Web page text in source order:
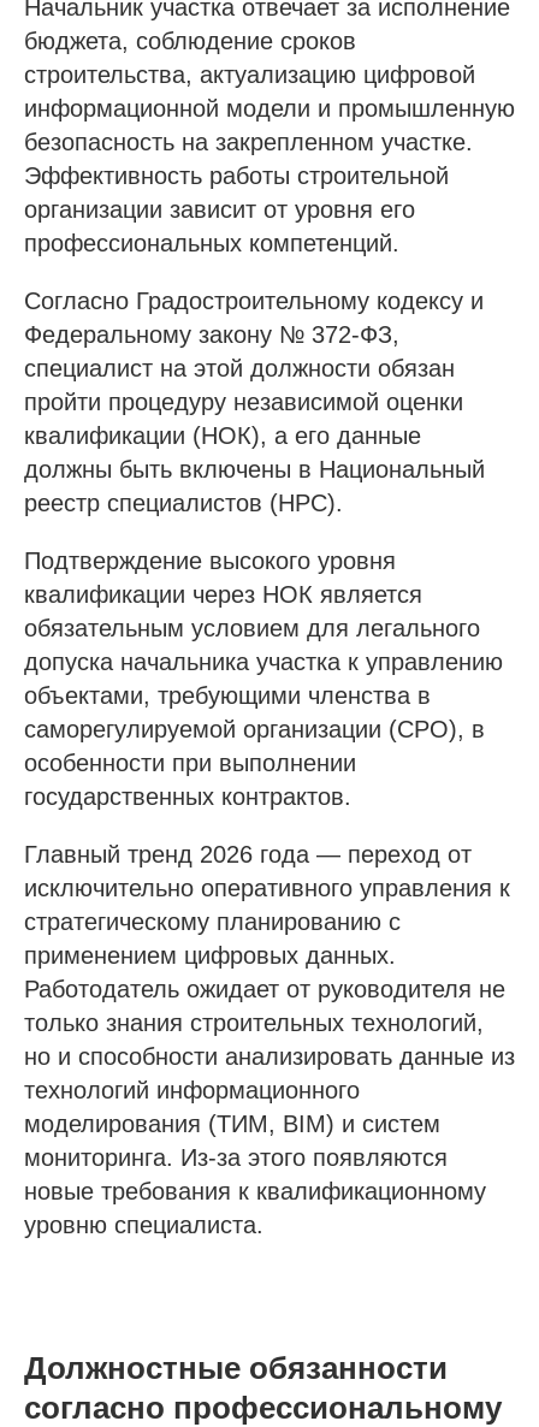
Начальник участка отвечает за исполнение
бюджета, соблюдение сроков
строительства, актуализацию цифровой
информационной модели и промышленную
безопасность на закрепленном участке.
Эффективность работы строительной
организации зависит от уровня его
профессиональных компетенций.
Согласно Градостроительному кодексу и
Федеральному закону № 372-ФЗ,
специалист на этой должности обязан
пройти процедуру независимой оценки
квалификации (НОК), а его данные
должны быть включены в Национальный
реестр специалистов (НРС).
Подтверждение высокого уровня
квалификации через НОК является
обязательным условием для легального
допуска начальника участка к управлению
объектами, требующими членства в
саморегулируемой организации (СРО), в
особенности при выполнении
государственных контрактов.
Главный тренд 2026 года — переход от
исключительно оперативного управления к
стратегическому планированию с
применением цифровых данных.
Работодатель ожидает от руководителя не
только знания строительных технологий,
но и способности анализировать данные из
технологий информационного
моделирования (ТИМ, BIM) и систем
мониторинга. Из-за этого появляются
новые требования к квалификационному
уровню специалиста.
Должностные обязанности
согласно профессиональному